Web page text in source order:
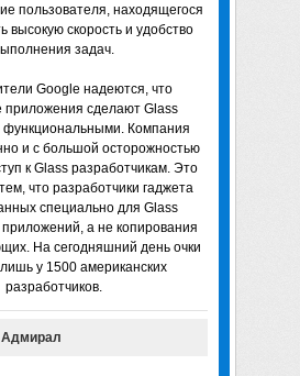
пользователя, находящегося
высокую скорость и удобство
задач.
Google надеются, что
сделают Glass
функциональными. Компания
и с большой осторожностью
к Glass разработчикам. Это
что разработчики гаджета
специально для Glass
а не копирования
На сегодняшний день очки
у 1500 американских
разработчиков.